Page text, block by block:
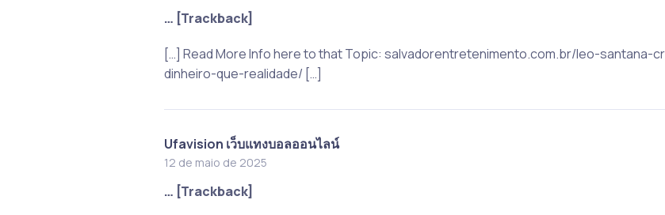
… [Trackback]
[…] Read More Info here to that Topic: salvadorentretenimento.com.br/leo-santana-
dinheiro-que-realidade/ […]
Ufavision เว็บแทงบอลออนไลน์
12 de maio de 2025
… [Trackback]